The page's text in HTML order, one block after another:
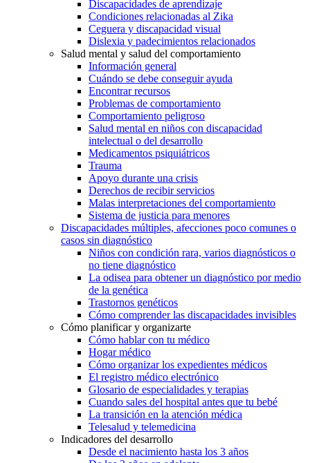
Discapacidades de aprendizaje
Condiciones relacionadas al Zika
Ceguera y discapacidad visual
Dislexia y padecimientos relacionados
Salud mental y salud del comportamiento
Información general
Cuándo se debe conseguir ayuda
Encontrar recursos
Problemas de comportamiento
Comportamiento peligroso
Salud mental en niños con discapacidad
intelectual o del desarrollo
Medicamentos psiquiátricos
Trauma
Apoyo durante una crisis
Derechos de recibir servicios
Malas interpretaciones del comportamiento
Sistema de justicia para menores
Discapacidades múltiples, afecciones poco comunes o
casos sin diagnóstico
Niños con condición rara, varios diagnósticos o
no tiene diagnóstico
La odisea para obtener un diagnóstico por medio
de la genética
Trastornos genéticos
Cómo comprender las discapacidades invisibles
Cómo planificar y organizarte
Cómo hablar con tu médico
Hogar médico
Cómo organizar los expedientes médicos
El registro médico electrónico
Glosario de especialidades y terapias
Cuando sales del hospital antes que tu bebé
La transición en la atención médica
Telesalud y telemedicina
Indicadores del desarrollo
Desde el nacimiento hasta los 3 años